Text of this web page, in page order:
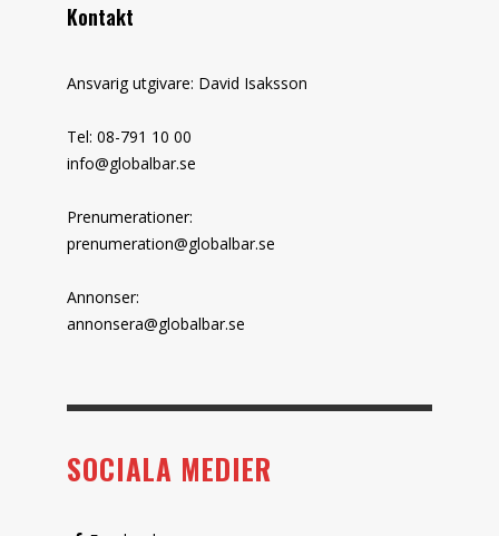
Kontakt
Ansvarig utgivare: David Isaksson
Tel: 08-791 10 00
info@globalbar.se
Prenumerationer:
prenumeration@globalbar.se
Annonser:
annonsera@globalbar.se
SOCIALA MEDIER